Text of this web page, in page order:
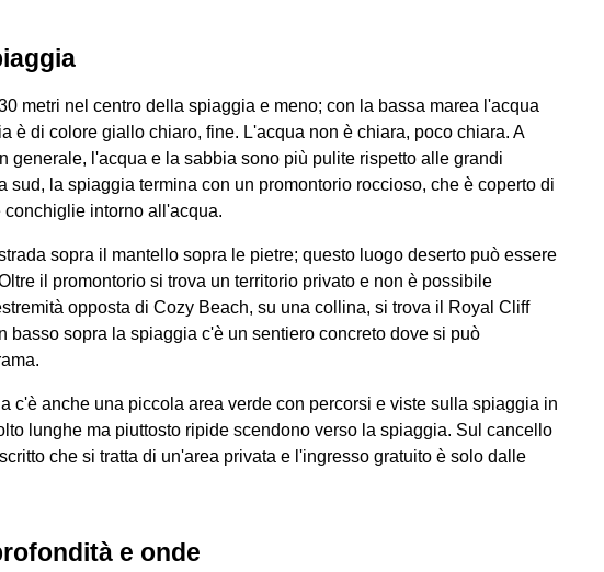
metri nel centro della spiaggia e meno; con la bassa marea l'acqua
è di colore giallo chiaro, fine. L'acqua non è chiara, poco chiara. A
generale, l'acqua e la sabbia sono più pulite rispetto alle grandi
sud, la spiaggia termina con un promontorio roccioso, che è coperto di
intorno all'acqua.
sopra il mantello sopra le pietre; questo luogo deserto può essere
il promontorio si trova un territorio privato e non è possibile
opposta di Cozy Beach, su una collina, si trova il Royal Cliff
basso sopra la spiaggia c'è un sentiero concreto dove si può
c'è anche una piccola area verde con percorsi e viste sulla spiaggia in
lunghe ma piuttosto ripide scendono verso la spiaggia. Sul cancello
che si tratta di un'area privata e l'ingresso gratuito è solo dalle
e onde